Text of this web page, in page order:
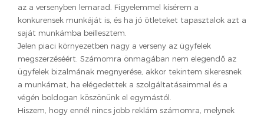
az a versenyben lemarad. Figyelemmel kísérem a
konkurensek munkáját is, és ha jó ötleteket tapasztalok azt a
saját munkámba beillesztem.
Jelen piaci környezetben nagy a verseny az ügyfelek
megszerzéséért. Számomra önmagában nem elegendő az
ügyfelek bizalmának megnyerése, akkor tekintem sikeresnek
a munkámat, ha elégedettek a szolgáltatásaimmal és a
végén boldogan köszönünk el egymástól.
Hiszem, hogy ennél nincs jobb reklám számomra, melynek